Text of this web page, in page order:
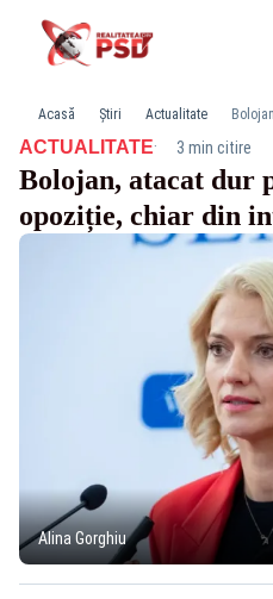
Acasă Știri Actualitate
ACTUALITATE· 3 min citire
Bolojan, atacat dur
opoziție, chiar din
Alina Gorghiu